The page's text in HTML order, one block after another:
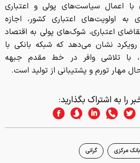
را به اشتراک بگذارید:
بانک مرکزی گرانی